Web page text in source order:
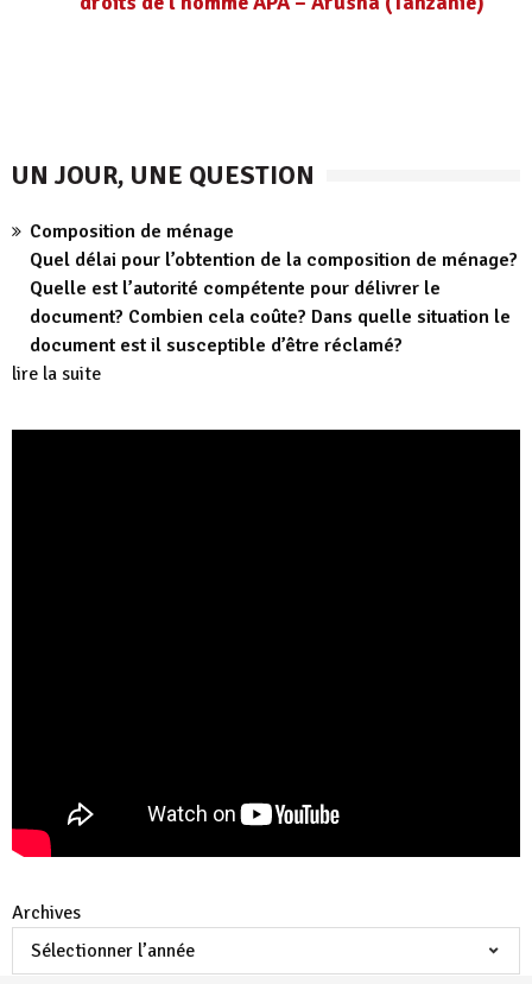
UN JOUR, UNE QUESTION
Composition de ménage
Quel délai pour l’obtention de la composition de ménage?
Quelle est l’autorité compétente pour délivrer le
document? Combien cela coûte? Dans quelle situation le
document est il susceptible d’être réclamé?
lire la suite
Archives